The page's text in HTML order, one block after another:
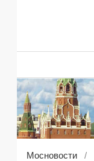
Мосновости